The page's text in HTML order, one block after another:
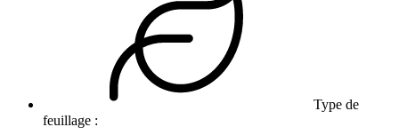
Type de
feuillage :